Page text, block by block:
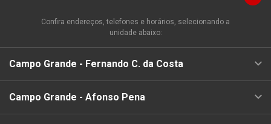
Confira endereços, telefones e horários, selecionando a
unidade abaixo:
Campo Grande - Fernando C. da Costa
Campo Grande - Afonso Pena